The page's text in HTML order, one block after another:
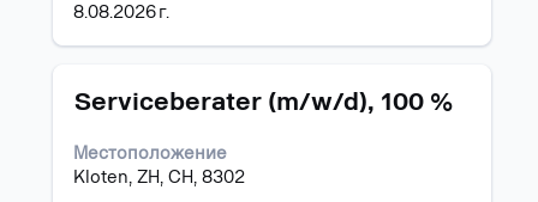
8.08.2026 г.
на
Позиция
Serviceberater (m/w/d), 100 %
Местоположение
Kloten, ZH, CH, 8302
Изберете
бутона
за
интервал,